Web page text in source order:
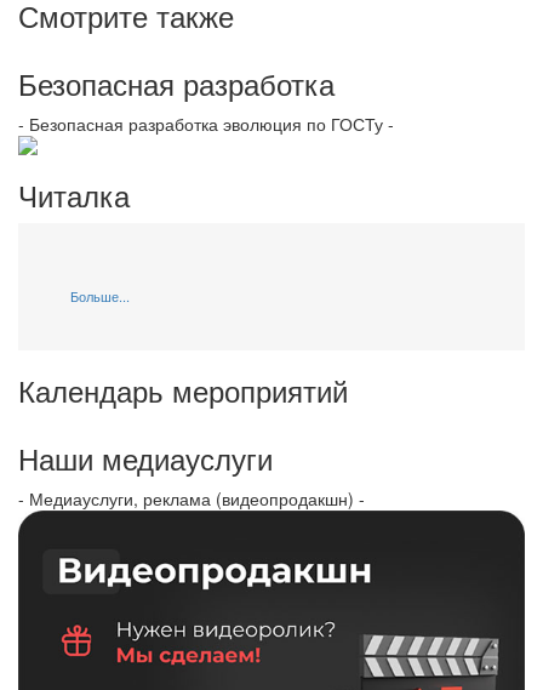
Смотрите также
Безопасная разработка
- Безопасная разработка эволюция по ГОСТу -
Читалка
Больше...
Календарь мероприятий
Наши медиауслуги
- Медиауслуги, реклама (видеопродакшн) -